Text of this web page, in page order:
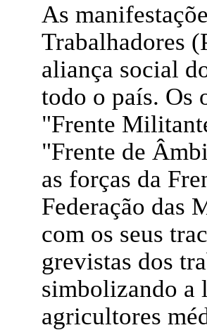
As
Trabalhadores
aliança social
todo o país. Os
"Frente
"Frente de
as forças da
Federação das
com os seus
grevistas dos
simbolizando a
agricultores